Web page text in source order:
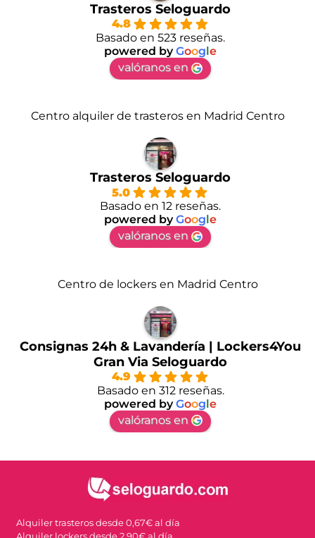
Trasteros Seloguardo
4.8
Basado en 523 reseñas.
powered byGoogle
valóranos en
Centro alquiler de trasteros en Madrid Centro
Trasteros Seloguardo
5.0
Basado en 12 reseñas.
powered byGoogle
valóranos en
Centro de lockers en Madrid Centro
Consignas 24h & Lavandería | Lockers4You
Gran Via Seloguardo
4.9
Basado en 312 reseñas.
powered byGoogle
valóranos en
Alquiler trasteros desde 0,67€ al día
Alquiler lockers desde 2,90€ al día